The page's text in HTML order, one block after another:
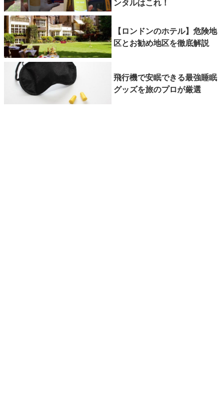
ンタルはこれ！
【ロンドンのホテル】危険地
区とお勧め地区を徹底解説
飛行機で安眠できる最強睡眠
グッズを旅のプロが厳選